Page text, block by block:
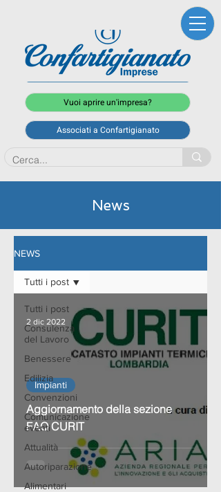
Vuoi aprire un'impresa?
Associati a Confartigianato
News
NEWS
Tutti i post
Consulenza
del Lavoro
Benessere
Edilizia
Convenzioni
Comunicazione
eventi
Attualità
Autoriparazione
Alimentari
Tutti i post
Aggiornamento della sezione
FAQ CURIT
Impianti
2 dic 2022